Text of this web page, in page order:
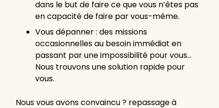
dans le but de faire ce que vous n’êtes pas
en capacité de faire par vous-même.
Vous dépanner : des missions
occasionnelles au besoin immédiat en
passant par une impossibilité pour vous…
Nous trouvons une solution rapide pour
vous.
Nous vous avons convaincu ? repassage à